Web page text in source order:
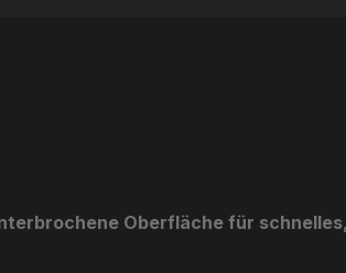
Oberfläche für